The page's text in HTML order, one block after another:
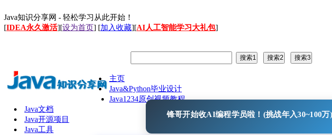
Java知识分享网 - 轻松学习从此开始！
[IDEA永久激活][设为首页] [加入收藏][AI人工智能学习大礼包]
主页
Java&Python毕业设计
Java1234原创视频教程
Java文档
Java开源项目
Java工具
锋哥开始收AI编程学员啦！(挑战年入30~100万)